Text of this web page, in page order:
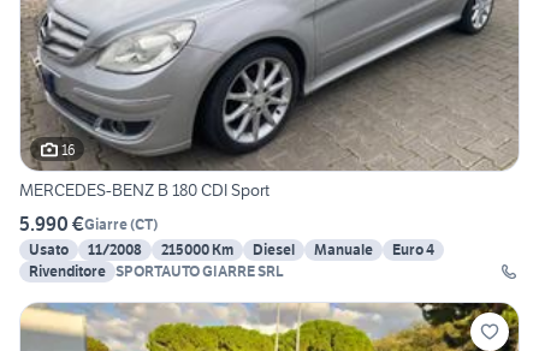
16
MERCEDES-BENZ B 180 CDI Sport
5.990 €Giarre(CT)
Usato
11/2008 215000 Km Diesel Manuale
Euro 4
Rivenditore SPORTAUTO GIARRE SRL